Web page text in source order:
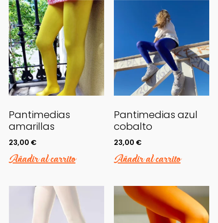
Pantimedias
amarillas
23,00 €
Añadir al carrito
Pantimedias azul
cobalto
23,00 €
Añadir al carrito